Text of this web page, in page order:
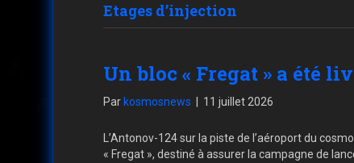
Etages d’injection
Un bloc « Fregat » a été
Par kosmosnews 11 juillet 2026
L’Antonov-124 sur la piste de l’aéroport du
« Fregat », destiné à assurer la campagne de